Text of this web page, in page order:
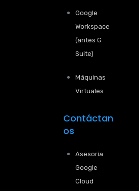
Google
Workspace
(antes G
Suite)
Máquinas
Virtuales
Contáctan
os
Asesoría
Google
Cloud